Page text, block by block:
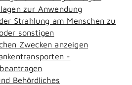
zur Anwendung
Strahlung am Menschen zu
sonstigen
Zwecken anzeigen
-
Behördliches